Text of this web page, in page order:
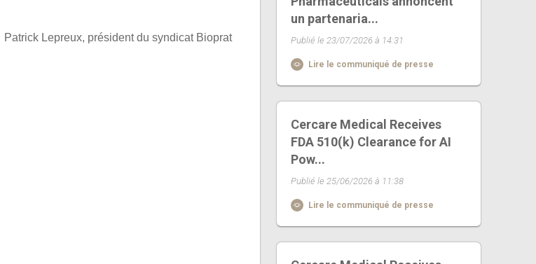
Patrick Lepreux, président du syndicat Bioprat
un partenaria...
Publié le 23/07/2026 à 14:31
Lire le communiqué de presse
Cercare Medical Receives
FDA 510(k) Clearance for AI
Pow...
Publié le 25/06/2026 à 11:38
Lire le communiqué de presse